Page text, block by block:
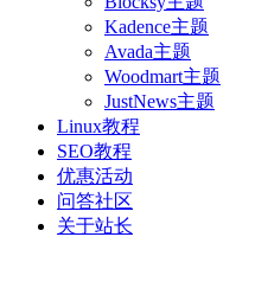
Kadence主题
Avada主题
Woodmart主题
JustNews主题
Linux教程
SEO教程
优惠活动
问答社区
关于站长